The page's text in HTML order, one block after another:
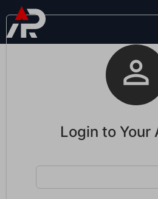

Login to Your